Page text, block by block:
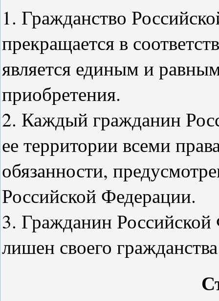
1. Гражданство
прекращается в
является единым и
приобретения.
2. Каждый гражданин
ее территории всеми
обязанности,
Российской Федерации.
3. Гражданин
лишен своего